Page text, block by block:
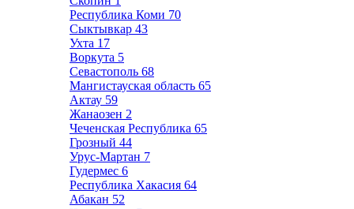
Республика Коми 70
Сыктывкар 43
Ухта 17
Воркута 5
Севастополь 68
Мангистауская область 65
Актау 59
Жанаозен 2
Чеченская Республика 65
Грозный 44
Урус-Мартан 7
Гудермес 6
Республика Хакасия 64
Абакан 52